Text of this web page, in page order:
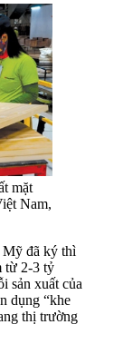
mặt
Nam,
Mỹ đã ký thì
từ 2-3 tỷ
sản xuất của
dụng “khe
thị trường